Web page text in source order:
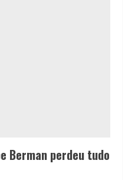
Berman perdeu tudo